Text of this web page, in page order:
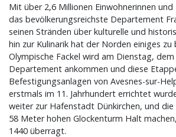
Mit über 2,6 Millionen Einwohnerinnen
das bevölkerungsreichste Departement
seinen Stränden über kulturelle und
hin zur Kulinarik hat der Norden einiges zu
Olympische Fackel wird am Dienstag, dem
Departement ankommen und diese
Befestigungsanlagen von Avesnes-sur-
erstmals im 11. Jahrhundert errichtet
weiter zur Hafenstadt Dünkirchen, und
58 Meter hohen Glockenturm Halt
1440 überragt.